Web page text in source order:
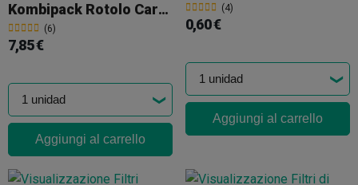
Kombipack Rotolo Cartine + 33 Filtri Hybrid
(6)
7,85 €
Aggiungi al carrello
(4)
0,60 €
Aggiungi al carrello